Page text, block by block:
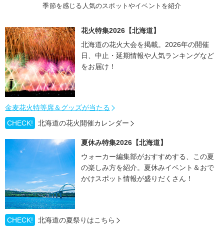
季節を感じる人気のスポットやイベントを紹介
花火特集2026【北海道】
北海道の花火大会を掲載。2026年の開催
日、中止・延期情報や人気ランキングなど
をお届け！
金麦花火特等席＆グッズが当たる
CHECK!
北海道の花火開催カレンダー
夏休み特集2026【北海道】
ウォーカー編集部がおすすめする、この夏
の楽しみ方を紹介。夏休みイベント＆おで
かけスポット情報が盛りだくさん！
CHECK! 北海道の夏祭りはこちら